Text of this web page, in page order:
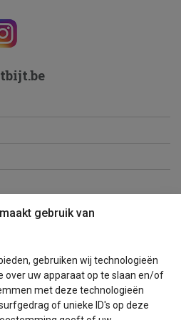
gebruik van
gebruiken wij technologieën
over uw apparaat op te slaan en/of
met deze technologieën
of unieke ID's op deze